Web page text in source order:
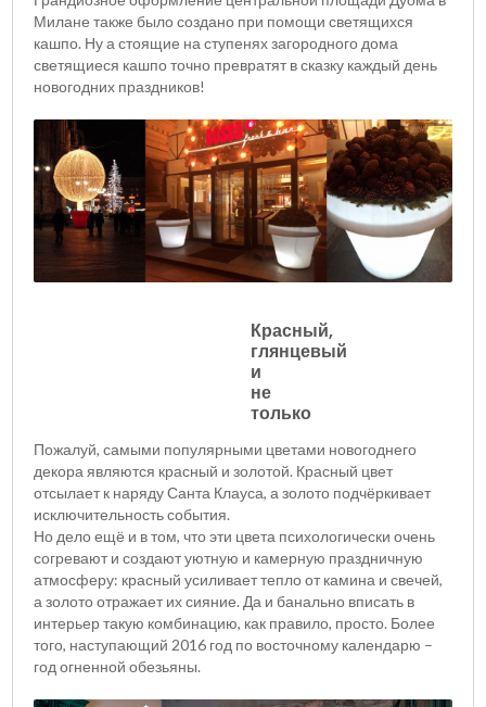
Милане также было создано при помощи светящихся
кашпо. Ну а стоящие на ступенях загородного дома
светящиеся кашпо точно превратят в сказку каждый день
новогодних праздников!
Красный,
глянцевый
и
не
только
Пожалуй, самыми популярными цветами новогоднего
декора являются красный и золотой. Красный цвет
отсылает к наряду Санта Клауса, а золото подчёркивает
исключительность события.
Но дело ещё и в том, что эти цвета психологически очень
согревают и создают уютную и камерную праздничную
атмосферу: красный усиливает тепло от камина и свечей,
а золото отражает их сияние. Да и банально вписать в
интерьер такую комбинацию, как правило, просто. Более
того, наступающий 2016 год по восточному календарю –
год огненной обезьяны.